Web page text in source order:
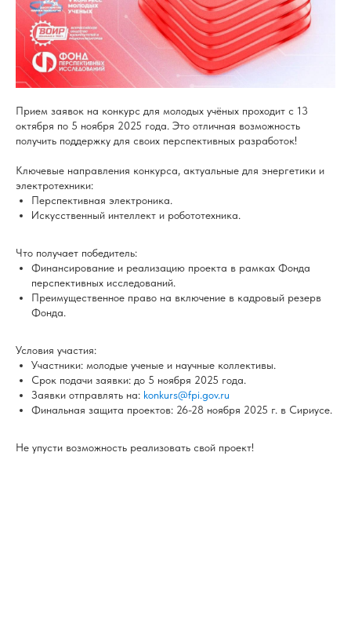
Прием заявок на конкурс для молодых учёных проходит с 13
октября по 5 ноября 2025 года. Это отличная возможность
получить поддержку для своих перспективных разработок!
Ключевые направления конкурса, актуальные для энергетики и
электротехники:
Перспективная электроника.
Искусственный интеллект и робототехника.
Что получает победитель:
Финансирование и реализацию проекта в рамках Фонда
перспективных исследований.
Преимущественное право на включение в кадровый резерв
Фонда.
Условия участия:
Участники: молодые ученые и научные коллективы.
Срок подачи заявки: до 5 ноября 2025 года.
Заявки отправлять на: konkurs@fpi.gov.ru
Финальная защита проектов: 26-28 ноября 2025 г. в Сириусе.
Не упусти возможность реализовать свой проект!